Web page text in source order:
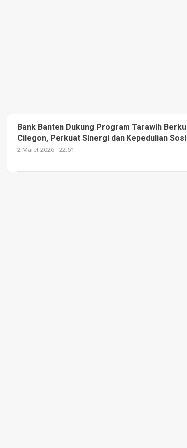
Bank Banten Dukung Program Tarawih
Cilegon, Perkuat Sinergi dan Kepedulian
2 Maret 2026 - 22:51